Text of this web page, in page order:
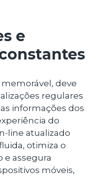
e
deve
regulares
informações dos
do
line atualizado
otimiza o
assegura
móveis,